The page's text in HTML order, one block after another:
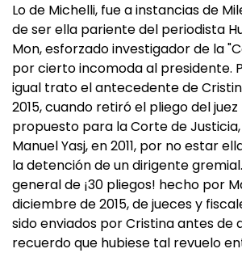
Lo de Michelli, fue a instancias de
de ser ella pariente del periodista
Mon, esforzado investigador de la
por cierto incomoda al presidente.
igual trato el antecedente de
2015, cuando retiró el pliego del
propuesto para la Corte de
Manuel Yasj, en 2011, por no estar
la detención de un dirigente
general de ¡30 pliegos! hecho por
diciembre de 2015, de jueces y
sido enviados por Cristina antes de
recuerdo que hubiese tal revuelo